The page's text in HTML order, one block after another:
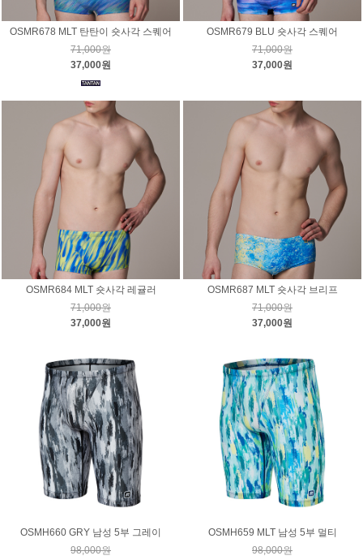
OSMR678 MLT 탄탄이 숏사각 스퀘어
71,000원
37,000원
OSMR679 BLU 숏사각 스퀘어
71,000원
37,000원
OSMR684 MLT 숏사각 레귤러
71,000원
37,000원
OSMR687 MLT 숏사각 브리프
71,000원
37,000원
OSMH660 GRY 남성 5부 그레이
98,000원
OSMH659 MLT 남성 5부 멀티
98,000원